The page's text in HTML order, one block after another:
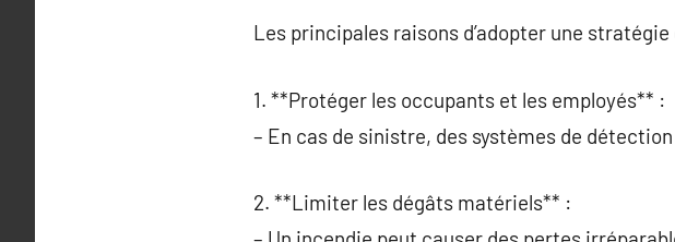
Les principales raisons d’adopter une
1. **Protéger les occupants et les employés** :
– En cas de sinistre, des systèmes de
2. **Limiter les dégâts matériels** :